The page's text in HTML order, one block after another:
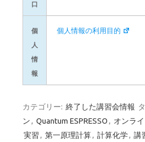
口
個
人
情
報
個人情報の利用目的
カテゴリー: 終了した講習会情報
ン , Quantum ESPRESSO , オンラ
実習 , 第一原理計算, 計算化学, 講